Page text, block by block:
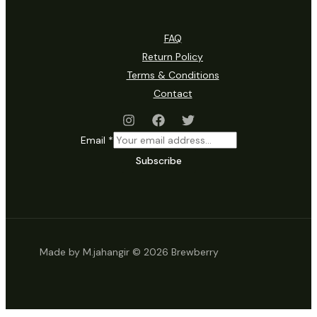
FAQ
Return Policy
Terms & Conditions
Contact
Email *
Subscribe
Made by M.jahangir © 2026 Brewberry